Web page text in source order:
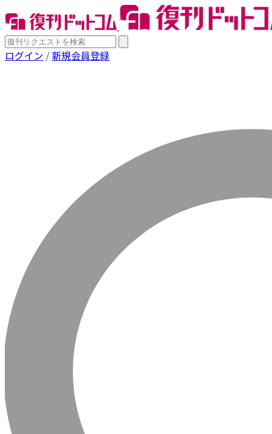
ログイン /新規会員登録